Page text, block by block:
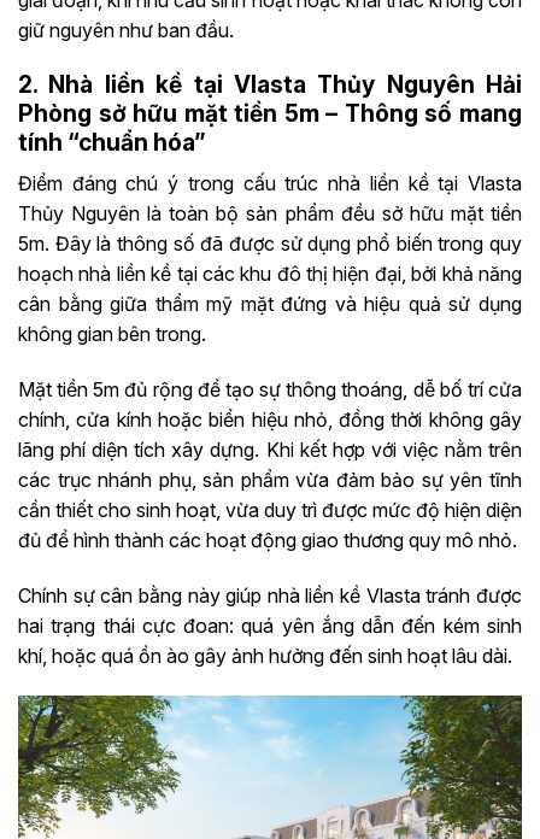
giữ nguyên như ban đầu.
2. Nhà liền kề tại Vlasta Thủy Nguyên Hải
Phòng sở hữu mặt tiền 5m – Thông số mang
tính “chuẩn hóa”
Điểm đáng chú ý trong cấu trúc nhà liền kề tại Vlasta
Thủy Nguyên là toàn bộ sản phẩm đều sở hữu mặt tiền
5m. Đây là thông số đã được sử dụng phổ biến trong quy
hoạch nhà liền kề tại các khu đô thị hiện đại, bởi khả năng
cân bằng giữa thẩm mỹ mặt đứng và hiệu quả sử dụng
không gian bên trong.
Mặt tiền 5m đủ rộng để tạo sự thông thoáng, dễ bố trí cửa
chính, cửa kính hoặc biển hiệu nhỏ, đồng thời không gây
lãng phí diện tích xây dựng. Khi kết hợp với việc nằm trên
các trục nhánh phụ, sản phẩm vừa đảm bảo sự yên tĩnh
cần thiết cho sinh hoạt, vừa duy trì được mức độ hiện diện
đủ để hình thành các hoạt động giao thương quy mô nhỏ.
Chính sự cân bằng này giúp nhà liền kề Vlasta tránh được
hai trạng thái cực đoan: quá yên ắng dẫn đến kém sinh
khí, hoặc quá ồn ào gây ảnh hưởng đến sinh hoạt lâu dài.